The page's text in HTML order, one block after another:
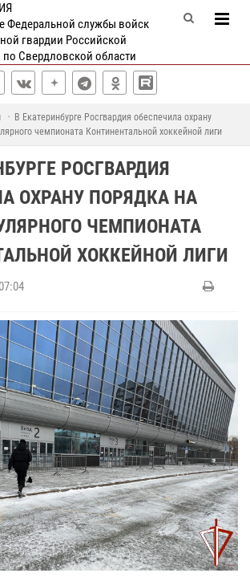
Федеральной службы войск
гвардии Российской
Свердловской области
В Екатеринбурге Росгвардия обеспечила охрану
чемпионата Континентальной хоккейной лиги
РОСГВАРДИЯ
ОХРАНУ ПОРЯДКА НА
ЧЕМПИОНАТА
ХОККЕЙНОЙ ЛИГИ